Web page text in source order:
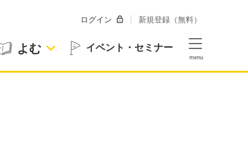
よむ イベント・セミナー
ログイン 新規登録（無料）